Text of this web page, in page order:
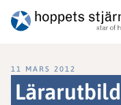
11 MARS 2012